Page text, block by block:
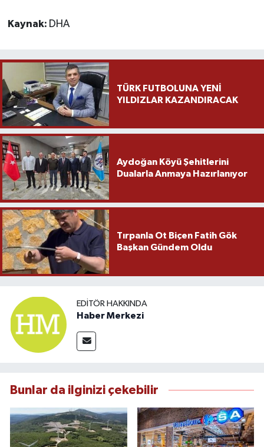
Kaynak: DHA
TÜRK FUTBOLUNA YENİ
YILDIZLAR KAZANDIRACAK
Aydoğan Köyü Şehitlerini
Dualarla Anmaya Hazırlanıyor
Tırpanla Ot Biçen Fatih Gök
Başkan Gündem Oldu
EDITÖR HAKKINDA
Haber Merkezi
Bunlar da ilginizi çekebilir